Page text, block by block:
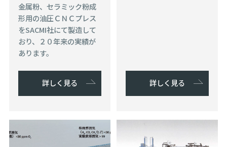
金属粉、セラミック粉成
形用の油圧ＣＮＣプレス
をSACMI社にて製造して
おり、２０年来の実績が
あります。
詳しく見る 詳しく見る